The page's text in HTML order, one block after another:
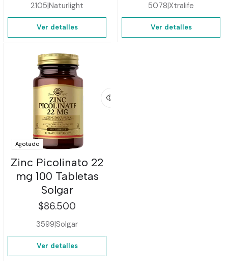
2105|Naturlight
Ver detalles
5078|Xtralife
Ver detalles
Agotado
Zinc Picolinato 22
mg 100 Tabletas
Solgar
$86.500
3599|Solgar
Ver detalles